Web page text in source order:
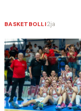
BASKETBOLLI·2ja